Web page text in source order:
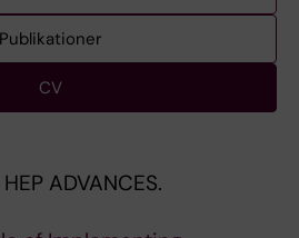
Publikationer
CV
ADVANCES.